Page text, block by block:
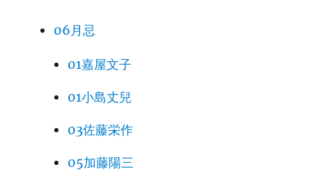
06月忌
01嘉屋文子
01小島丈兒
03佐藤栄作
05加藤陽三